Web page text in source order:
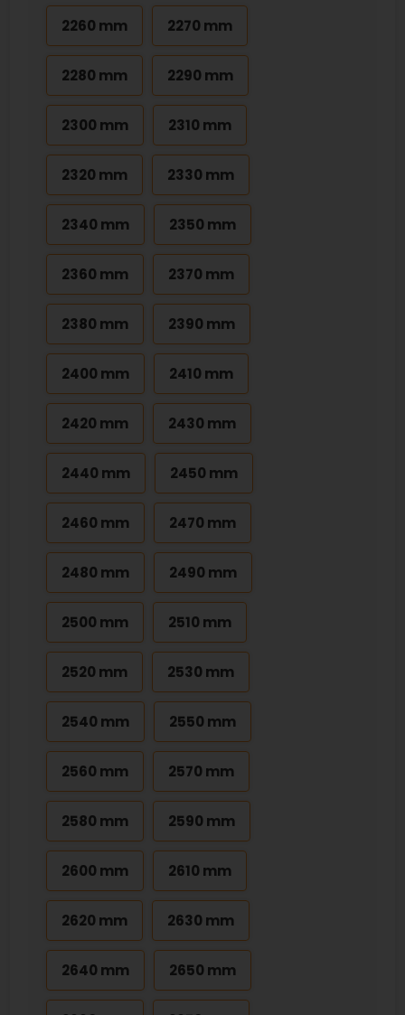
2260 mm 2270 mm
2280 mm 2290 mm
2300 mm 2310 mm
2320 mm 2330 mm
2340 mm 2350 mm
2360 mm 2370 mm
2380 mm 2390 mm
2400 mm 2410 mm
2420 mm 2430 mm
2440 mm 2450 mm
2460 mm 2470 mm
2480 mm 2490 mm
2500 mm 2510 mm
2520 mm 2530 mm
2540 mm 2550 mm
2560 mm 2570 mm
2580 mm 2590 mm
2600 mm 2610 mm
2620 mm 2630 mm
2640 mm 2650 mm